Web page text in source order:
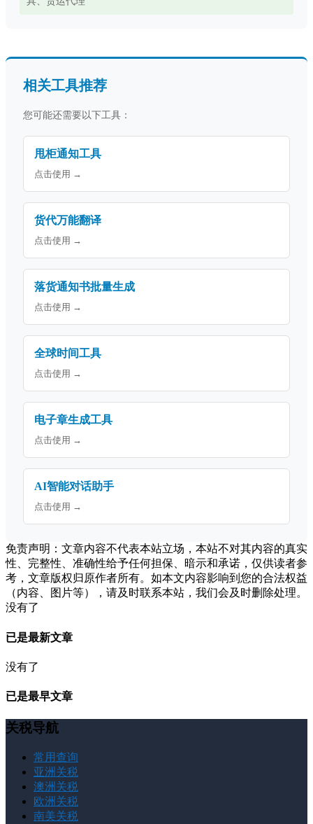
相关工具推荐
您可能还需要以下工具：
甩柜通知工具
点击使用 →
货代万能翻译
点击使用 →
落货通知书批量生成
点击使用 →
全球时间工具
点击使用 →
电子章生成工具
点击使用 →
AI智能对话助手
点击使用 →
免责声明：文章内容不代表本站立场，本站不对其内容的真实
性、完整性、准确性给予任何担保、暗示和承诺，仅供读者参
考，文章版权归原作者所有。如本文内容影响到您的合法权益
（内容、图片等），请及时联系本站，我们会及时删除处理。
没有了
已是最新文章
没有了
已是最早文章
关税导航
常用查询
亚洲关税
澳洲关税
欧洲关税
南美关税